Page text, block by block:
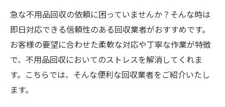
急な不用品回収の依頼に困っていませんか？そんな時は
即日対応できる信頼性のある回収業者がおすすめです。
お客様の要望に合わせた柔軟な対応や丁寧な作業が特徴
で、不用品回収においてのストレスを解消してくれま
す。こちらでは、そんな便利な回収業者をご紹介いたし
ます。